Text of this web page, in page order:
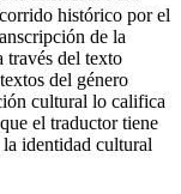
histórico por el
de la
través del texto
del género
cultural lo califica
el traductor tiene
identidad cultural